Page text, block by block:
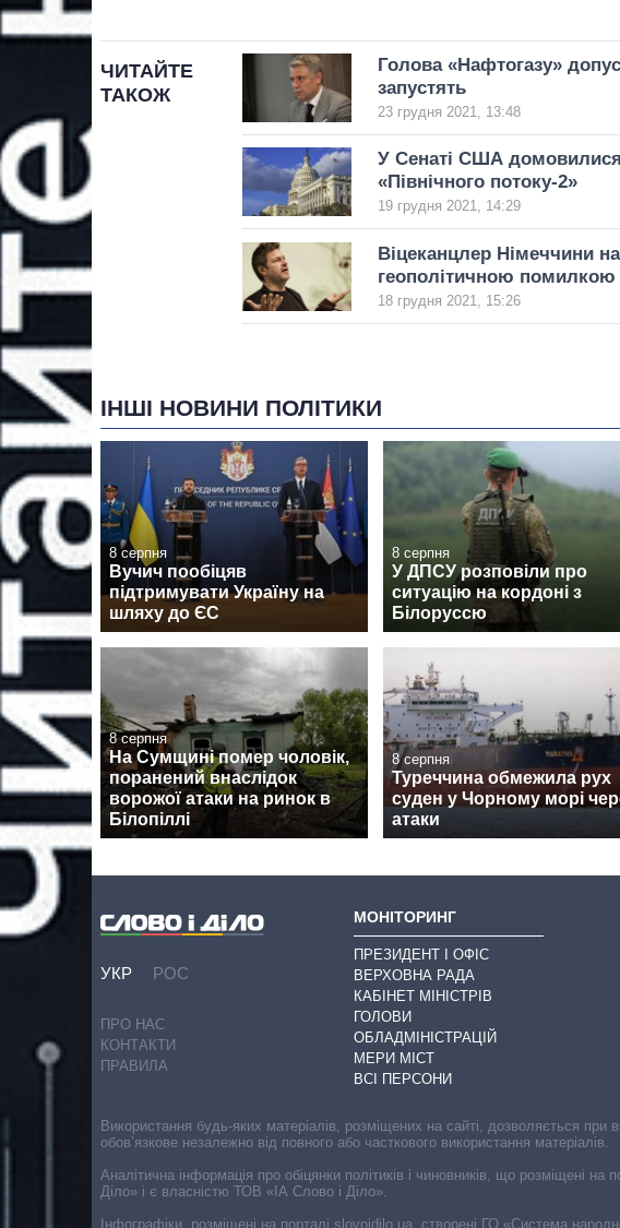
ЧИТАЙТЕ
ТАКОЖ
Голова «Нафтогазу»
запустять
23 грудня 2021, 13:48
У Сенаті США домовилися
«Північного потоку-2»
19 грудня 2021, 14:29
Віцеканцлер Німеччини
геополітичною помилкою
18 грудня 2021, 15:26
ІНШІ НОВИНИ ПОЛІТИКИ
8 серпня
Вучич пообіцяв
підтримувати Україну на
шляху до ЄС
8 серпня
У ДПСУ розповіли про
ситуацію на кордоні з
Білоруссю
8 серпня
На Сумщині помер чоловік,
поранений внаслідок
ворожої атаки на ринок в
Білопіллі
8 серпня
Туреччина обмежила рух
суден у Чорному морі
атаки
УКР РОС
ПРО НАС
КОНТАКТИ
ПРАВИЛА
МОНІТОРИНГ
ПРЕЗИДЕНТ І ОФІС
ВЕРХОВНА РАДА
КАБІНЕТ МІНІСТРІВ
ГОЛОВИ
ОБЛАДМІНІСТРАЦІЙ
МЕРИ МІСТ
ВСІ ПЕРСОНИ
Використання будь-яких матеріалів, розміщених на сайті, дозволяється
обов’язкове незалежно від повного або часткового використання матеріалів.
Аналітична інформація про обіцянки політиків і чиновників, що розміщені
Діло» і є власністю ТОВ «ІА Слово і Діло».
Інфографіки, розміщені на порталі slovoidilo.ua, створені ГО «Система